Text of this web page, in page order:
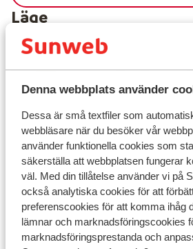
Denna webbplats använder
Dessa är små textfiler som
webbläsare när du besöker vår
använder funktionella cookies som
säkerställa att webbplatsen fungerar
väl. Med din tillåtelse använder vi på
också analytiska cookies för att
preferenscookies för att komma ihåg
lämnar och marknadsföringscookies
marknadsföringsprestanda och
Läge
Visa på karta
I området
Avstånd till centrum: ca 800 m,
centrum är ca 800 m
Avstånd till flygplats salzburg är
Skidbuss i direktanslutning till